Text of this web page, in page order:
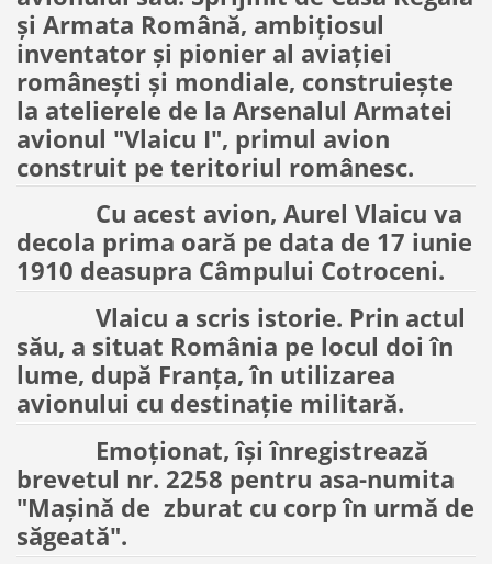
și Armata Română, ambițiosul
inventator și pionier al aviației
românești și mondiale, construiește
la atelierele de la Arsenalul Armatei
avionul "Vlaicu I", primul avion
construit pe teritoriul românesc.
Cu acest avion, Aurel Vlaicu va
decola prima oară pe data de 17 iunie
1910 deasupra Câmpului Cotroceni.
Vlaicu a scris istorie. Prin actul
său, a situat România pe locul doi în
lume, după Franța, în utilizarea
avionului cu destinație militară.
Emoționat, își înregistrează
brevetul nr. 2258 pentru asa-numita
"Mașină de zburat cu corp în urmă de
săgeată".